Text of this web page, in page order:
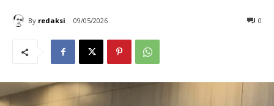
By redaksi 09/05/2026 0